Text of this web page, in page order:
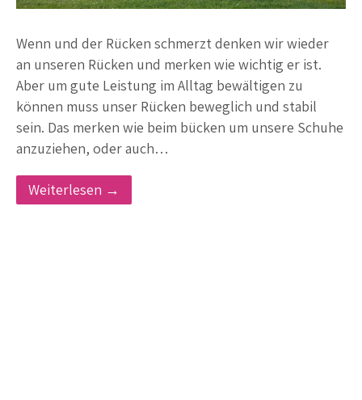
Wenn und der Rücken schmerzt denken wir wieder
an unseren Rücken und merken wie wichtig er ist.
Aber um gute Leistung im Alltag bewältigen zu
können muss unser Rücken beweglich und stabil
sein. Das merken wie beim bücken um unsere Schuhe
anzuziehen, oder auch…
Weiterlesen →